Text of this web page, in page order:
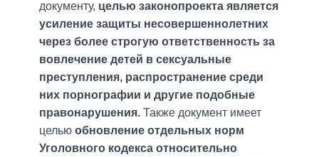
документу, целью законопроекта является
усиление защиты несовершеннолетних
через более строгую ответственность за
вовлечение детей в сексуальные
преступления, распространение среди
них порнографии и другие подобные
правонарушения. Также документ имеет
целью обновление отдельных норм
Уголовного кодекса относительно